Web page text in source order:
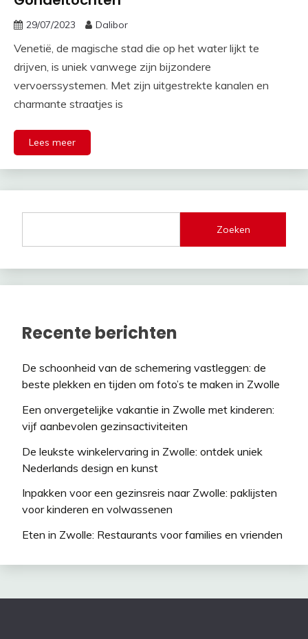
29/07/2023 Dalibor
Venetië, de magische stad die op het water lijkt te
drijven, is uniek vanwege zijn bijzondere
vervoerssystemen. Met zijn uitgestrekte kanalen en
charmante straatjes is
Lees meer
Zoeken
Recente berichten
De schoonheid van de schemering vastleggen: de
beste plekken en tijden om foto’s te maken in Zwolle
Een onvergetelijke vakantie in Zwolle met kinderen:
vijf aanbevolen gezinsactiviteiten
De leukste winkelervaring in Zwolle: ontdek uniek
Nederlands design en kunst
Inpakken voor een gezinsreis naar Zwolle: paklijsten
voor kinderen en volwassenen
Eten in Zwolle: Restaurants voor families en vrienden